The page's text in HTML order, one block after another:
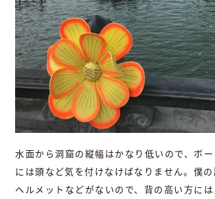
水面から洞窟の縦幅はかなり低いので、ボ
には頭など気を付けなけばなりません。僕
ヘルメットなどがないので、背の高い方には